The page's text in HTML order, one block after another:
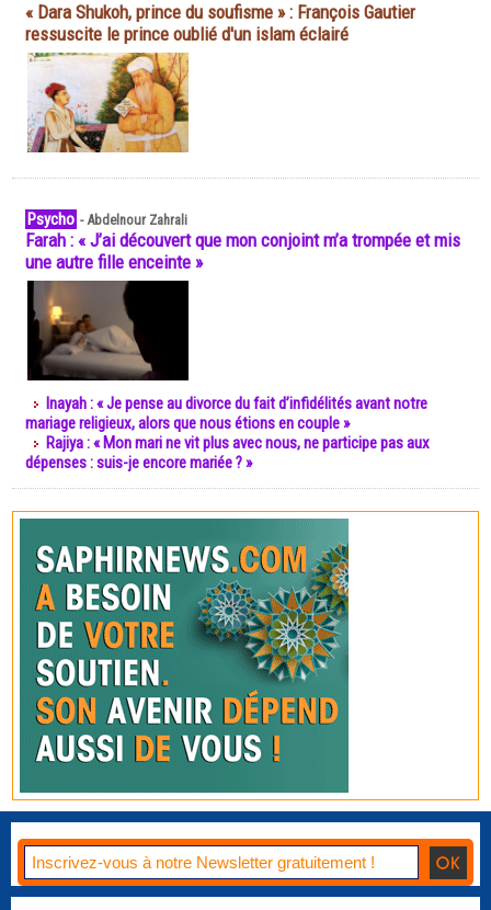
« Dara Shukoh, prince du soufisme » : François Gautier
ressuscite le prince oublié d'un islam éclairé
Psycho -Abdelnour Zahrali
Farah : « J’ai découvert que mon conjoint m’a trompée et mis
une autre fille enceinte »
Inayah : « Je pense au divorce du fait d’infidélités avant notre
mariage religieux, alors que nous étions en couple »
Rajiya : « Mon mari ne vit plus avec nous, ne participe pas aux
dépenses : suis-je encore mariée ? »